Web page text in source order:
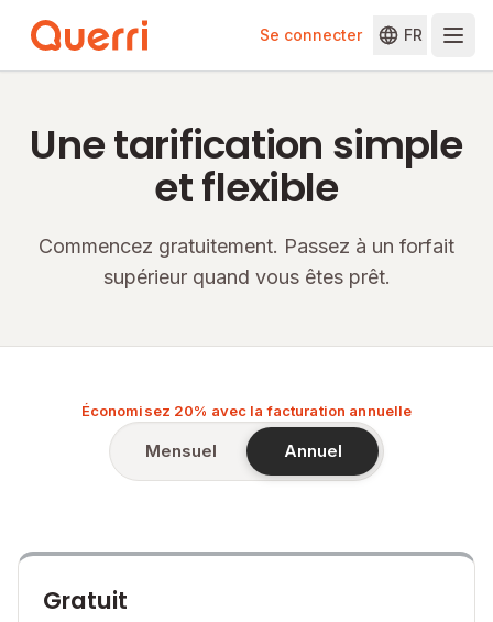
Se connecter FR
Une tarification simple
et flexible
Commencez gratuitement. Passez à un forfait
supérieur quand vous êtes prêt.
Économisez 20% avec la facturation annuelle
Mensuel Annuel
Gratuit